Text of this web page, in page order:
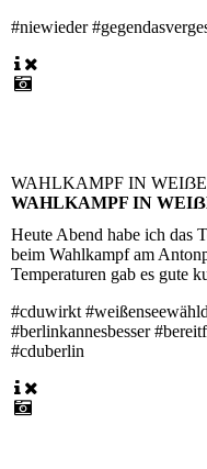
#niewieder
WAHLKAMPF IN
WAHLKAMPF IN
Heute Abend habe ich das
beim Wahlkampf am
Temperaturen gab es gute
#cduwirkt
#berlinkannesbesser
#cduberlin